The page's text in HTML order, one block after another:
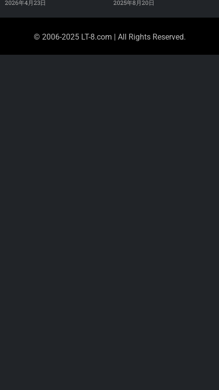
2026年4月23日 2025年8月20日
© 2006-2025 LT-8.com | All Rights Reserved.